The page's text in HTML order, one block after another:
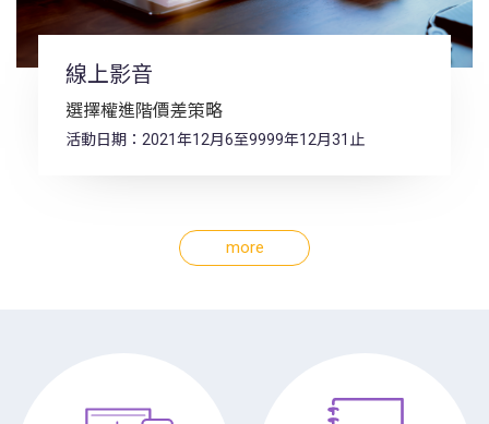
線上影音
選擇權進階價差策略
活動日期：2021年12月6至9999年12月31止
more